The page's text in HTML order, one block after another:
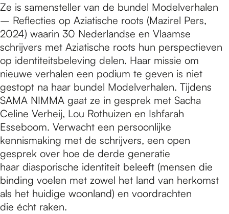
Ze is samensteller van de bundel Modelverhalen
– Reflecties op Aziatische roots (Mazirel Pers,
2024) waarin 30 Nederlandse en Vlaamse
schrijvers met Aziatische roots hun perspectieven
op identiteitsbeleving delen. Haar missie om
nieuwe verhalen een podium te geven is niet
gestopt na haar bundel Modelverhalen. Tijdens
SAMA NIMMA gaat ze in gesprek met Sacha
Celine Verheij, Lou Rothuizen en Ishfarah
Esseboom. Verwacht een persoonlijke
kennismaking met de schrijvers, een open
gesprek over hoe de derde generatie
haar diasporische identiteit beleeft (mensen die
binding voelen met zowel het land van herkomst
als het huidige woonland) en voordrachten
die écht raken.